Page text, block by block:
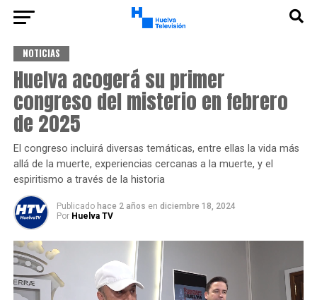
NOTICIAS
Huelva acogerá su primer
congreso del misterio en febrero
de 2025
El congreso incluirá diversas temáticas, entre ellas la vida más
allá de la muerte, experiencias cercanas a la muerte, y el
espiritismo a través de la historia
Publicado hace 2 años en diciembre 18, 2024
Por Huelva TV